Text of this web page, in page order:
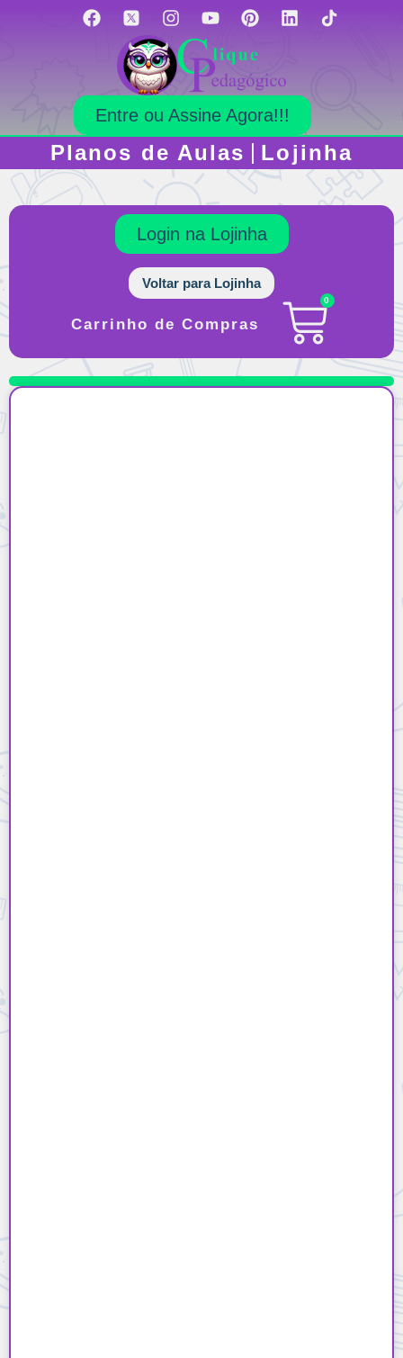
Entre ou Assine Agora!!!
Planos de Aulas Lojinha
Login na Lojinha
Voltar para Lojinha
Carrinho de Compras
0